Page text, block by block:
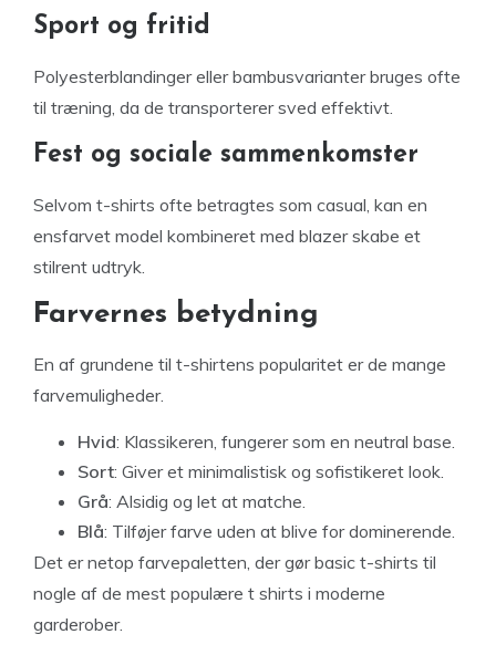
Sport og fritid
Polyesterblandinger eller bambusvarianter bruges ofte
til træning, da de transporterer sved effektivt.
Fest og sociale sammenkomster
Selvom t-shirts ofte betragtes som casual, kan en
ensfarvet model kombineret med blazer skabe et
stilrent udtryk.
Farvernes betydning
En af grundene til t-shirtens popularitet er de mange
farvemuligheder.
Hvid: Klassikeren, fungerer som en neutral base.
Sort: Giver et minimalistisk og sofistikeret look.
Grå: Alsidig og let at matche.
Blå: Tilføjer farve uden at blive for dominerende.
Det er netop farvepaletten, der gør basic t-shirts til
nogle af de mest populære t shirts i moderne
garderober.